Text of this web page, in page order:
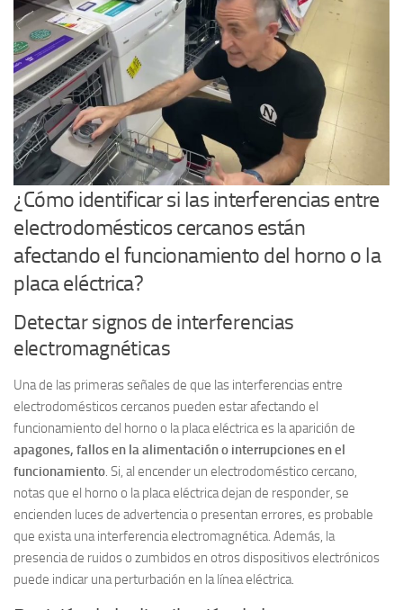
¿Cómo identificar si las interferencias entre
electrodomésticos cercanos están
afectando el funcionamiento del horno o la
placa eléctrica?
Detectar signos de interferencias
electromagnéticas
Una de las primeras señales de que las interferencias entre
electrodomésticos cercanos pueden estar afectando el
funcionamiento del horno o la placa eléctrica es la aparición de
apagones, fallos en la alimentación o interrupciones en el
funcionamiento. Si, al encender un electrodoméstico cercano,
notas que el horno o la placa eléctrica dejan de responder, se
encienden luces de advertencia o presentan errores, es probable
que exista una interferencia electromagnética. Además, la
presencia de ruidos o zumbidos en otros dispositivos electrónicos
puede indicar una perturbación en la línea eléctrica.